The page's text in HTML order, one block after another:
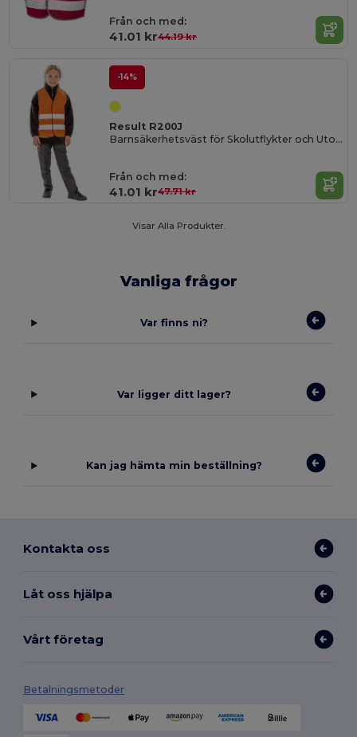
Från och med:
41.01 kr44.19 kr
-14%
Result R200J
Barnsäkerhetsväst för Skolutflykter och Utomhusbruk
Från och med:
41.01 kr47.71 kr
Visar Alla Produkter.
Vanliga frågor
Var finns ni?
Var ligger ditt lager?
Kan jag hämta min beställning?
Kontakta oss
Låt oss hjälpa
Vårt företag
Betalningsmetoder